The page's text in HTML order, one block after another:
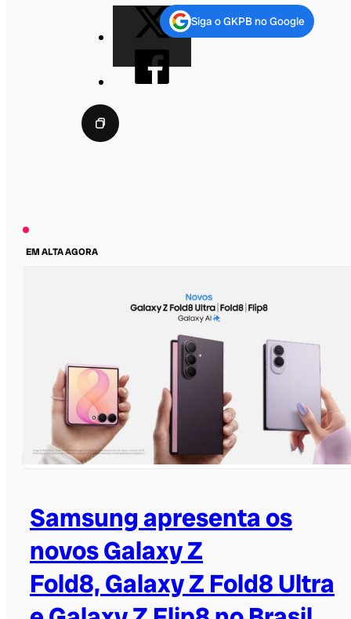
Siga o GKPB no Google
EM ALTA AGORA
Samsung apresenta os
novos Galaxy Z
Fold8, Galaxy Z Fold8 Ultra